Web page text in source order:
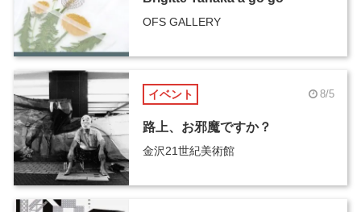
OFS GALLERY
イベント 8/5
路上、お邪魔ですか？
金沢21世紀美術館